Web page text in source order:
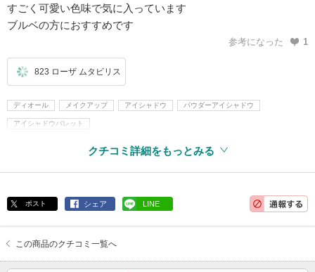
すごく可愛い色味で気に入っています
ブルベの方におすすめです
参考になった 1
823 ローザ ムタビリス
ディオール メイクアップ アイシャドウ パウダーアイシャドウ
アイシャドウパレット
クチコミ詳細をもっとみる
ポスト シェア LINE
この商品のクチコミ一覧へ